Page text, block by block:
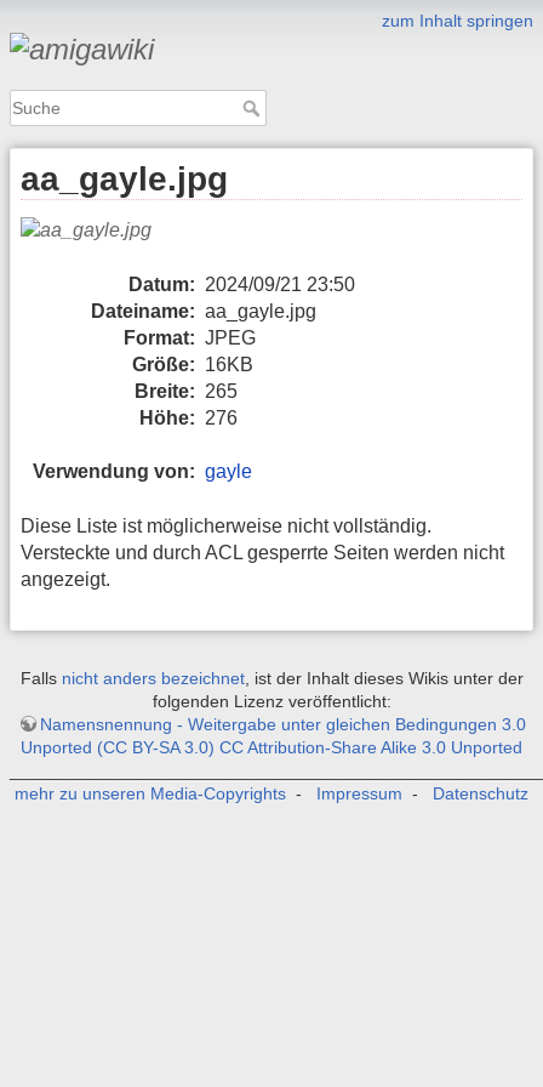
zum Inhalt springen
aa_gayle.jpg
Datum: 2024/09/21 23:50
Dateiname: aa_gayle.jpg
Format: JPEG
Größe: 16KB
Breite: 265
Höhe: 276
Verwendung von: gayle
Diese Liste ist möglicherweise nicht vollständig.
Versteckte und durch ACL gesperrte Seiten werden nicht
angezeigt.
Falls nicht anders bezeichnet, ist der Inhalt dieses Wikis unter der
folgenden Lizenz veröffentlicht:
Namensnennung - Weitergabe unter gleichen Bedingungen 3.0
Unported (CC BY-SA 3.0) CC Attribution-Share Alike 3.0 Unported
mehr zu unseren Media-Copyrights - Impressum - Datenschutz